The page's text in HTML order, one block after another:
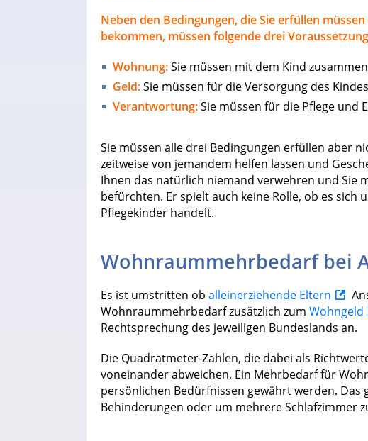
Neben den Bedingungen, die Sie erfüllen müssen
bekommen, müssen folgende drei
Wohnung:Sie müssen mit dem Kind
Geld:Sie müssen für die Versorgung des
Verantwortung:Sie müssen für die Pflege und
Sie müssen alle drei Bedingungen erfüllen aber
zeitweise von jemandem helfen lassen und
Ihnen das natürlich niemand verwehren und Sie
befürchten. Er spielt auch keine Rolle, ob es sich
Pflegekinder handelt.
Wohnraummehrbedarf bei
Es ist umstritten ob alleinerziehende Eltern
Wohnraummehrbedarf zusätzlich zum Wohngeld
Rechtsprechung des jeweiligen Bundeslands an.
Die Quadratmeter-Zahlen, die dabei als
voneinander abweichen. Ein Mehrbedarf für
persönlichen Bedürfnissen gewährt werden. Das
Behinderungen oder um mehrere Schlafzimmer